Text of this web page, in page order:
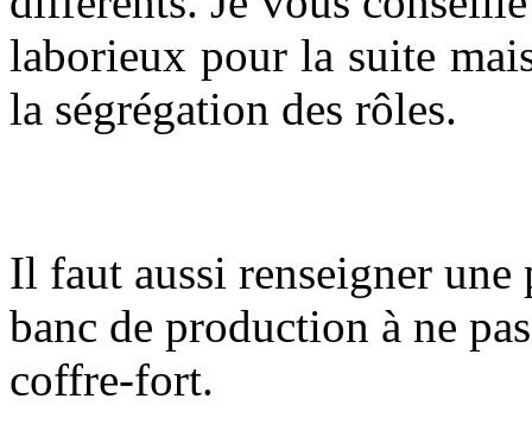
laborieux pour la suite
la ségrégation des rôles.
Il faut aussi renseigner une
banc de production à ne
coffre-fort.